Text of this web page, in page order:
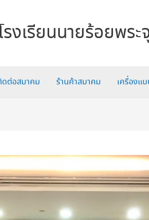
งเรียนนายร้อยพระ
ดต่อสมาคม ร้านค้าสมาคม เครื่องแ